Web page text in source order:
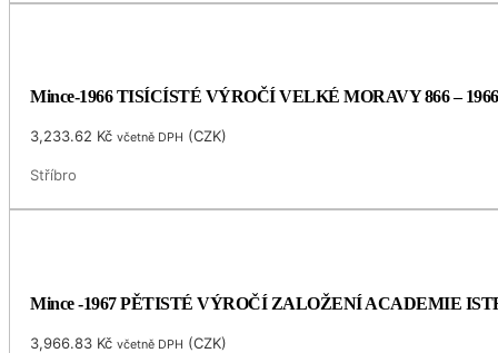
Mince-1966 TISÍCÍSTÉ VÝROČÍ VELKÉ MORAVY 866 – 1966
3,233.62 Kč včetně DPH (CZK)
Stříbro
Mince -1967 PĚTISTÉ VÝROČÍ ZALOŽENÍ ACADEMIE
3,966.83 Kč včetně DPH (CZK)